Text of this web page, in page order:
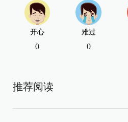
开心
0
难过
0
推荐阅读